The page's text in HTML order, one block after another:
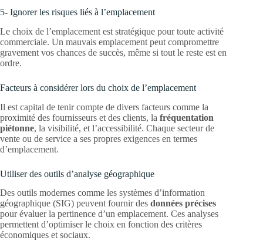
5- Ignorer les risques liés à l’emplacement
Le choix de l’emplacement est stratégique pour toute activité
commerciale. Un mauvais emplacement peut compromettre
gravement vos chances de succès, même si tout le reste est en
ordre.
Facteurs à considérer lors du choix de l’emplacement
Il est capital de tenir compte de divers facteurs comme la
proximité des fournisseurs et des clients, la fréquentation
piétonne, la visibilité, et l’accessibilité. Chaque secteur de
vente ou de service a ses propres exigences en termes
d’emplacement.
Utiliser des outils d’analyse géographique
Des outils modernes comme les systèmes d’information
géographique (SIG) peuvent fournir des données précises
pour évaluer la pertinence d’un emplacement. Ces analyses
permettent d’optimiser le choix en fonction des critères
économiques et sociaux.